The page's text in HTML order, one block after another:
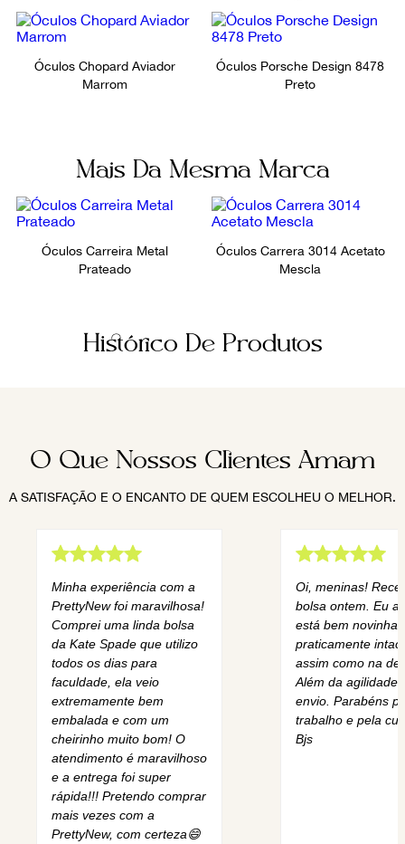
Óculos Chopard Aviador
Marrom
Óculos Porsche Design 8478
Preto
Mais Da Mesma Marca
Óculos Carreira Metal
Prateado
Óculos Carrera 3014 Acetato
Mescla
Histórico De Produtos
O Que Nossos Clientes Amam
A SATISFAÇÃO E O ENCANTO DE QUEM ESCOLHEU O MELHOR.
Minha experiência com a
PrettyNew foi maravilhosa!
Comprei uma linda bolsa
da Kate Spade que utilizo
todos os dias para
faculdade, ela veio
extremamente bem
embalada e com um
cheirinho muito bom! O
atendimento é maravilhoso
e a entrega foi super
rápida!!! Pretendo comprar
mais vezes com a
PrettyNew, com certeza😄
Oi, meninas!
bolsa ontem. Eu
está bem novinha,
praticamente
assim como na
Além da agilidade
envio. Parabéns
trabalho e pela
Bjs